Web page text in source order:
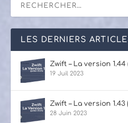
LES DERNIERS
Zwift – La version
19 Juil 2023
Zwift – La version 1.43
28 Juin 2023